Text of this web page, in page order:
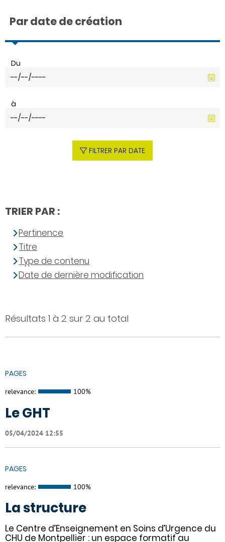
Résultats 1 à 2 sur 2 au total
PAGES
relevance: 100%
Le GHT
05/04/2024 12:55
PAGES
relevance: 100%
La structure
Le Centre d’Enseignement en Soins d’Urgence du
CHU de Montpellier : un espace formatif au
Par date de création
Du
à
FILTRER PAR DATE
TRIER PAR :
Pertinence
Titre
Type de contenu
Date de dernière modification